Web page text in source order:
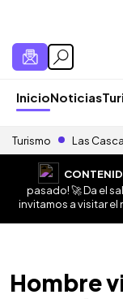
InicioNoticias
Turismo Las
pasado! 🚀 Da el
invitamos a visitar
Hombre